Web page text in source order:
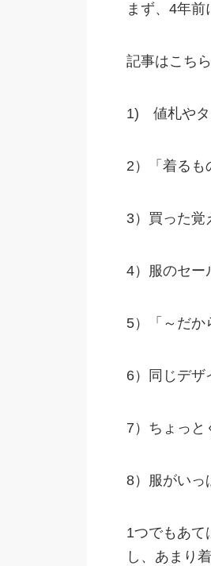
まず、4年前
記事はこち
1) 値札やタ
2）「着るも
3）買った覚
4）服のセー
5）「～だか
6）同じデザ
7）ちょっと
8）服がいっ
1つでもあて
し、あまり